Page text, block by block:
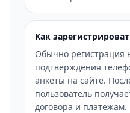
Как
Обычно регистрация
подтверждения
анкеты на сайте.
пользователь
договора и платежам.